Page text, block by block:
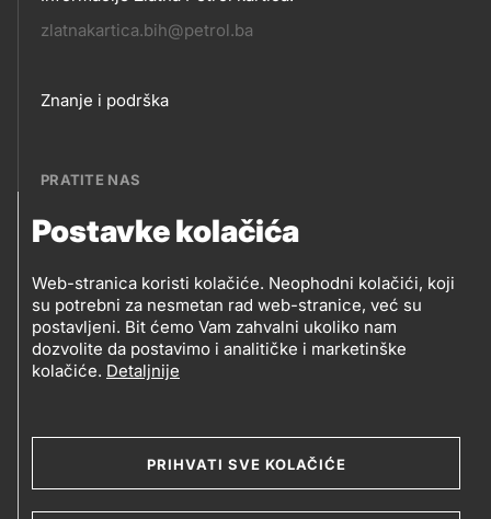
Postavke kolačića
Web-stranica koristi kolačiće. Neophodni kolačići, koji
su potrebni za nesmetan rad web-stranice, već su
postavljeni. Bit ćemo Vam zahvalni ukoliko nam
dozvolite da postavimo i analitičke i marketinške
kolačiće. Detaljnije
PRIHVATI SVE KOLAČIĆE
zlatnakartica.bih@petrol.ba
Footer
Znanje i podrška
PRATITE NAS
PRATITE
NAS
Petrol BH Oil Company, d.o.o.
Džemala Bijedića 202, 71210 Ilidža, Sarajevo
Social
media
2019-2026 Petrol BH Oil Company d.o.o. i Petrol d.d.,
Ljubljana
Uslovi upotrebe Opći uslovi